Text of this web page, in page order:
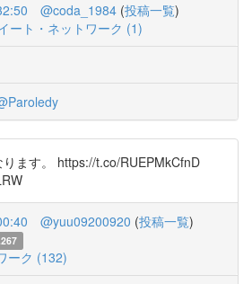
@coda_1984 (投稿一覧)
ート・ネットワーク (1)
ます。 https://t.co/RUEPMkCfnD
@yuu09200920 (投稿一覧)
ーク (132)